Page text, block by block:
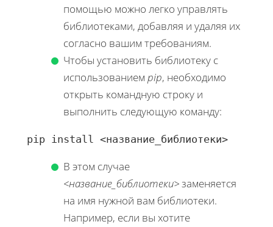
помощью можно легко управлять
библиотеками, добавляя и удаляя их
согласно вашим требованиям.
Чтобы установить библиотеку с
использованием pip, необходимо
открыть командную строку и
выполнить следующую команду:
pip install <название_библиотеки>
В этом случае
<название_библиотеки>заменяется
на имя нужной вам библиотеки.
Например, если вы хотите